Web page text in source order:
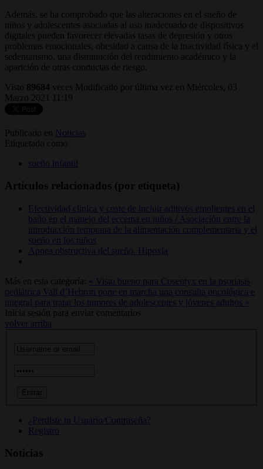
Además, se ha comprobado que las alteraciones en el sueño de
niños y adolescentes asociadas al uso inadecuado de dispositivos
digitales pueden favorecer elevadas tasas de depresión y otros
problemas emocionales, obesidad a causa de la inactividad física y el
sedentarismo, una disminución del rendimiento académico y la
aparición de otras conductas de riesgo.
Visto 89684 veces Modificado por última vez en Miércoles, 03
Marzo 2021 11:19
Publicado en
Noticias
Etiquetado como
sueño infantil
Artículos relacionados (por etiqueta)
Efectividad clínica y coste de incluir aditivos emolientes en el
baño en el manejo del eccema en niños / Asociación entre la
introducción temprana de la alimentación complementaria y el
sueño en los niños
Apnea obstructiva del sueño. Hipoxia
Más en esta categoría: « Visto bueno para Cosentyx en la psoriasis
pediátrica Vall d’Hebron pone en marcha una consulta oncológica e
integral para tratar los tumores de adolescentes y jóvenes adultos »
Inicia sesión para enviar comentarios
volver arriba
¿Perdiste tu Usuario/Contraseña?
Registro
Noticias